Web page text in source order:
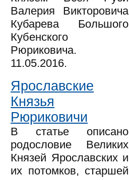
Валерия Викторовича
Кубарева Большого
Кубенского
Рюриковича.
11.05.2016.
Ярославские
Князья
Рюриковичи
В статье описано
родословие Великих
Князей Ярославских и
их потомков, старшей